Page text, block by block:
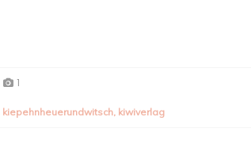
1
kiepehnheuerundwitsch, kiwiverlag